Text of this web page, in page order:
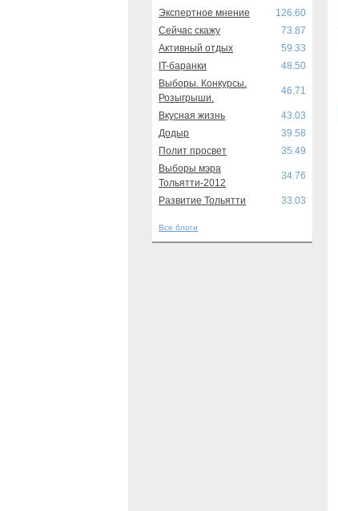
Экспертное мнение
126.60
Сейчас скажу
73.87
Активный отдых
59.33
IT-баранки
48.50
Выборы. Конкурсы.
Розыгрыши.
46.71
Вкусная жизнь
43.03
Додыр
39.58
Полит просвет
35.49
Выборы мэра
Тольятти-2012
34.76
Развитие Тольятти 33.03
Все блоги